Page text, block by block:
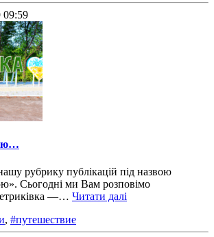
09:59
рубрику публікацій під назвою
Сьогодні ми Вам розповімо
—… Читати далі
, #путешествие